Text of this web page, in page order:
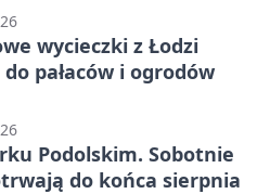
po przerwie
wycieczki z Łodzi
pałaców i ogrodów
Podolskim. Sobotnie
do końca sierpnia